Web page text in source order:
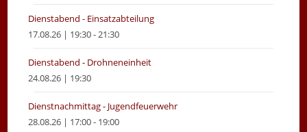
Dienstabend - Einsatzabteilung
17.08.26 | 19:30 - 21:30
Dienstabend - Drohneneinheit
24.08.26 | 19:30
Dienstnachmittag - Jugendfeuerwehr
28.08.26 | 17:00 - 19:00